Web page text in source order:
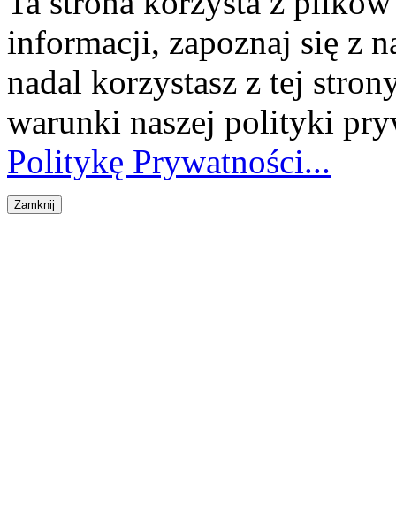
informacji, zapoznaj się z
nadal korzystasz z tej
warunki naszej polityki
Politykę Prywatności...